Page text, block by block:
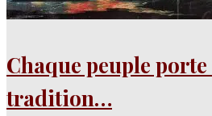
Chaque peuple porte
tradition…